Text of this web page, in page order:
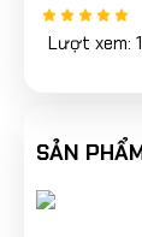
Lượt xem:
SẢN